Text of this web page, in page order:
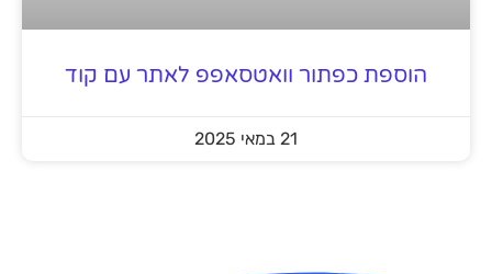
הוספת כפתור וואטסאפפ לאתר עם קוד
21 במאי 2025